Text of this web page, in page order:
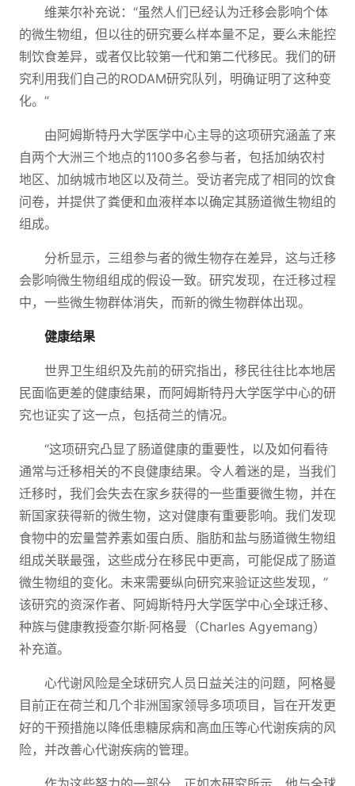
维莱尔补充说：“虽然人们已经认为迁移会影响个体
的微生物组，但以往的研究要么样本量不足，要么未能控
制饮食差异，或者仅比较第一代和第二代移民。我们的研
究利用我们自己的RODAM研究队列，明确证明了这种变
化。”
由阿姆斯特丹大学医学中心主导的这项研究涵盖了来
自两个大洲三个地点的1100多名参与者，包括加纳农村
地区、加纳城市地区以及荷兰。受访者完成了相同的饮食
问卷，并提供了粪便和血液样本以确定其肠道微生物组的
组成。
分析显示，三组参与者的微生物存在差异，这与迁移
会影响微生物组组成的假设一致。研究发现，在迁移过程
中，一些微生物群体消失，而新的微生物群体出现。
健康结果
世界卫生组织及先前的研究指出，移民往往比本地居
民面临更差的健康结果，而阿姆斯特丹大学医学中心的研
究也证实了这一点，包括荷兰的情况。
“这项研究凸显了肠道健康的重要性，以及如何看待
通常与迁移相关的不良健康结果。令人着迷的是，当我们
迁移时，我们会失去在家乡获得的一些重要微生物，并在
新国家获得新的微生物，这对健康有重要影响。我们发现
食物中的宏量营养素如蛋白质、脂肪和盐与肠道微生物组
组成关联最强，这些成分在移民中更高，可能促成了肠道
微生物组的变化。未来需要纵向研究来验证这些发现，”
该研究的资深作者、阿姆斯特丹大学医学中心全球迁移、
种族与健康教授查尔斯·阿格曼（Charles Agyemang）
补充道。
心代谢风险是全球研究人员日益关注的问题，阿格曼
目前正在荷兰和几个非洲国家领导多项项目，旨在开发更
好的干预措施以降低患糖尿病和高血压等心代谢疾病的风
险，并改善心代谢疾病的管理。